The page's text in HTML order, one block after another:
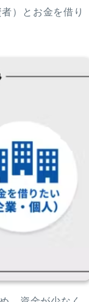
）とお金を借り